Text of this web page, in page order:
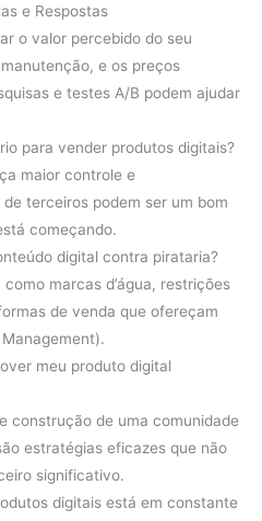
o valor percebido do seu
e os preços
e testes A/B podem ajudar
para vender produtos digitais?
maior controle e
terceiros podem ser um bom
começando.
digital contra pirataria?
marcas d’água, restrições
de venda que ofereçam
meu produto digital
construção de uma comunidade
estratégias eficazes que não
significativo.
digitais está em constante